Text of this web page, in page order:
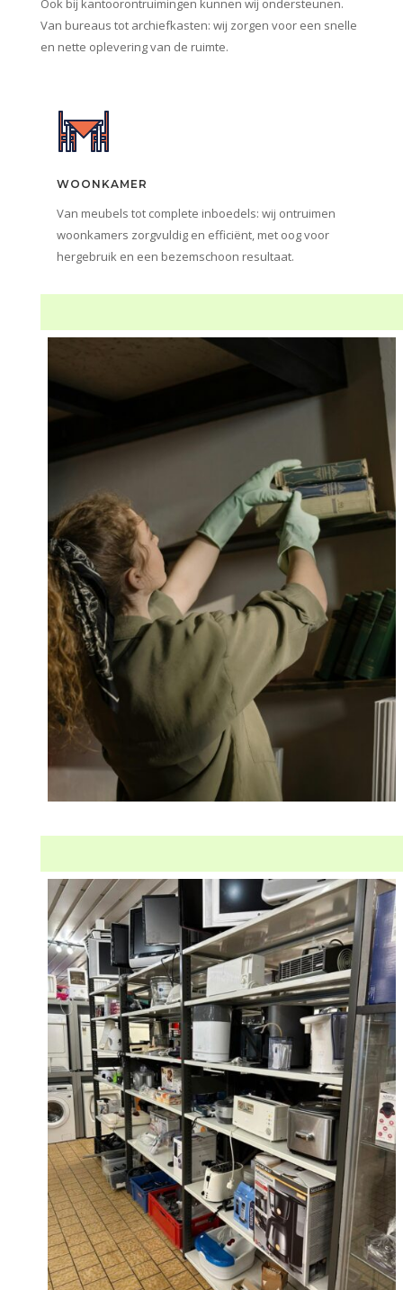
Ook bij kantoorontruimingen kunnen wij ondersteunen.
Van bureaus tot archiefkasten: wij zorgen voor een snelle
en nette oplevering van de ruimte.
WOONKAMER
Van meubels tot complete inboedels: wij ontruimen
woonkamers zorgvuldig en efficiënt, met oog voor
hergebruik en een bezemschoon resultaat.